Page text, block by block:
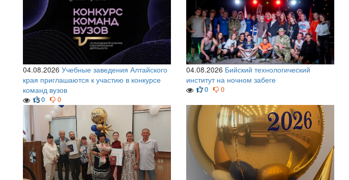
04.08.2026 Учебные заведения Алтайского
края приглашаются к участию в конкурсе
команд вузов
0 0
15
04.08.2026 Бийский технологический
институт на ночном забеге
0 0
17